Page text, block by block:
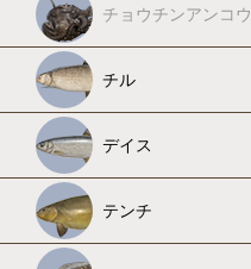
チョウチンアンコウ
チル
デイス
テンチ